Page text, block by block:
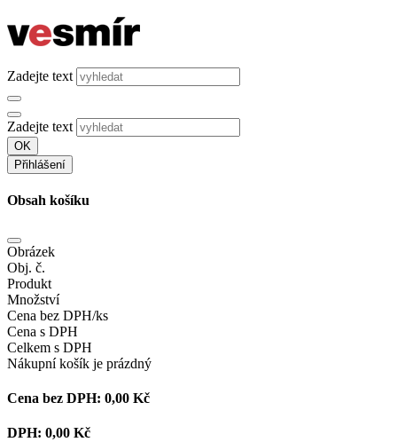
Zadejte text
Zadejte text
OK
Přihlášení
Obsah košíku
Obrázek
Obj. č.
Produkt
Množství
Cena bez DPH/ks
Cena s DPH
Celkem s DPH
Nákupní košík je prázdný
Cena bez DPH: 0,00 Kč
DPH: 0,00 Kč